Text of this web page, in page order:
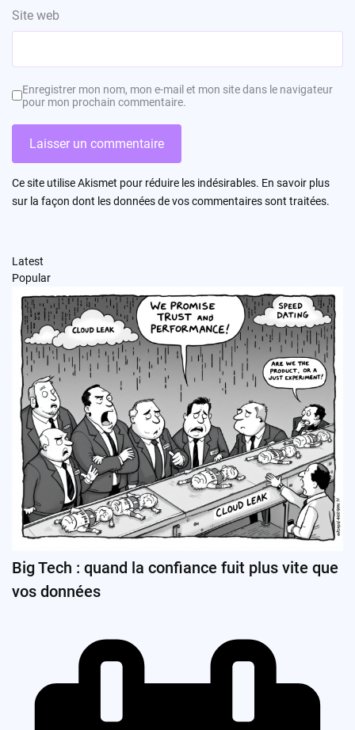
Site web
Enregistrer mon nom, mon e-mail et mon site dans le navigateur
pour mon prochain commentaire.
Ce site utilise Akismet pour réduire les indésirables. En savoir plus
sur la façon dont les données de vos commentaires sont traitées.
Latest
Popular
Big Tech : quand la confiance fuit plus vite que
vos données